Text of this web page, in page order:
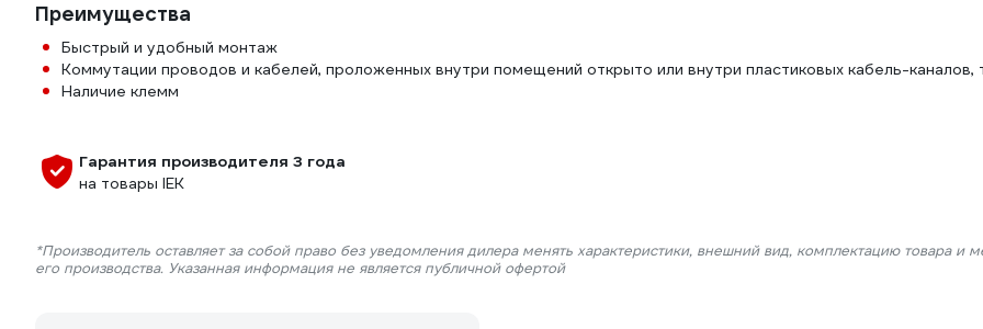
Преимущества
Быстрый и удобный монтаж
Коммутации проводов и кабелей, проложенных внутри помещений открыто или внутри пластиковых кабель-каналов,
Наличие клемм
Гарантия производителя 3 года
на товары IEK
*Производитель оставляет за собой право без уведомления дилера менять характеристики, внешний вид, комплектацию товара и
его производства. Указанная информация не является публичной офертой